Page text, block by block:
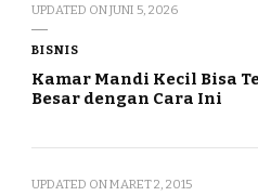
UPDATED ONJUNI 5, 2026
BISNIS
Kamar Mandi Kecil Bisa
Besar dengan Cara Ini
UPDATED ONMARET 2, 2015